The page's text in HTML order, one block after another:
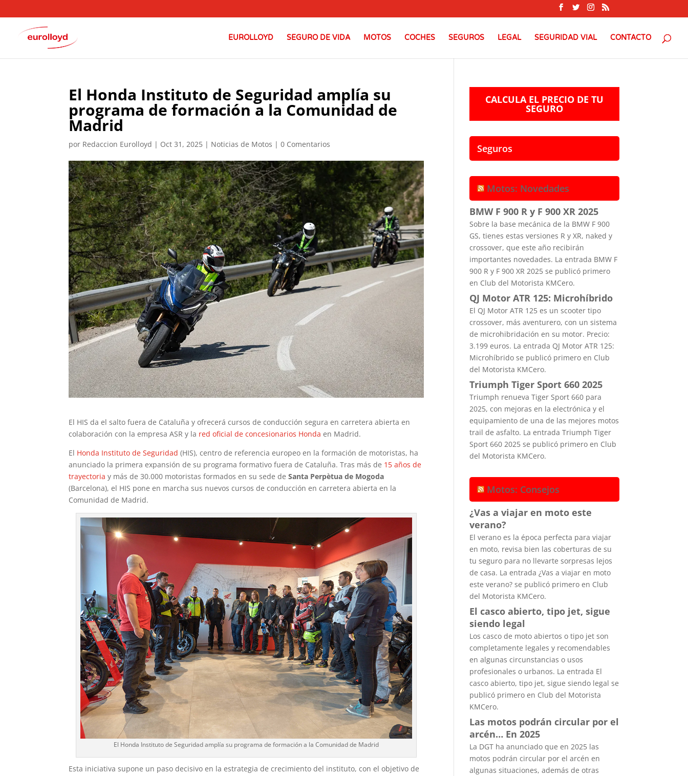
EUROLLOYD SEGURO DE VIDA MOTOS COCHES SEGUROS LEGAL SEGURIDAD VIAL CONTACTO
El Honda Instituto de Seguridad amplía su
programa de formación a la Comunidad de
Madrid
por Redaccion Eurolloyd | Oct 31, 2025 | Noticias de Motos |0 Comentarios
El HIS da el salto fuera de Cataluña y ofrecerá cursos de conducción segura en carretera abierta en
colaboración con la empresa ASR y la red oficial de concesionarios Honda en Madrid.
El Honda Instituto de Seguridad (HIS), centro de referencia europeo en la formación de motoristas, ha
anunciado la primera expansión de su programa formativo fuera de Cataluña. Tras más de 15 años de
trayectoria y más de 30.000 motoristas formados en su sede deSanta Perpètua de Mogoda
(Barcelona), el HIS pone en marcha sus nuevos cursos de conducción en carretera abierta en la
Comunidad de Madrid.
El Honda Instituto de Seguridad amplía su programa de formación a la Comunidad de Madrid
Esta iniciativa supone un paso decisivo en la estrategia de crecimiento del instituto, con el objetivo de
CALCULA EL PRECIO DE TU
SEGURO
Seguros
Motos: Novedades
BMW F 900 R y F 900 XR 2025
Sobre la base mecánica de la BMW F 900
GS, tienes estas versiones R y XR, naked y
crossover, que este año recibirán
importantes novedades. La entrada BMW F
900 R y F 900 XR 2025 se publicó primero
en Club del Motorista KMCero.
QJ Motor ATR 125: Microhíbrido
El QJ Motor ATR 125 es un scooter tipo
crossover, más aventurero, con un sistema
de microhibridación en su motor. Precio:
3.199 euros. La entrada QJ Motor ATR 125:
Microhíbrido se publicó primero en Club
del Motorista KMCero.
Triumph Tiger Sport 660 2025
Triumph renueva Tiger Sport 660 para
2025, con mejoras en la electrónica y el
equipamiento de una de las mejores motos
trail de asfalto. La entrada Triumph Tiger
Sport 660 2025 se publicó primero en Club
del Motorista KMCero.
Motos: Consejos
¿Vas a viajar en moto este
verano?
El verano es la época perfecta para viajar
en moto, revisa bien las coberturas de su
tu seguro para no llevarte sorpresas lejos
de casa. La entrada ¿Vas a viajar en moto
este verano? se publicó primero en Club
del Motorista KMCero.
El casco abierto, tipo jet, sigue
siendo legal
Los casco de moto abiertos o tipo jet son
completamente legales y recomendables
en algunas circunstancias o usos
profesionales o urbanos. La entrada El
casco abierto, tipo jet, sigue siendo legal se
publicó primero en Club del Motorista
KMCero.
Las motos podrán circular por el
arcén… En 2025
La DGT ha anunciado que en 2025 las
motos podrán circular por el arcén en
algunas situaciones, además de otras